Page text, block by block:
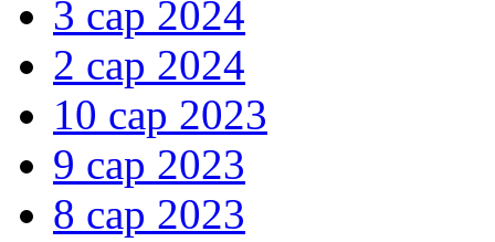
3 сар 2024
2 сар 2024
10 сар 2023
9 сар 2023
8 сар 2023